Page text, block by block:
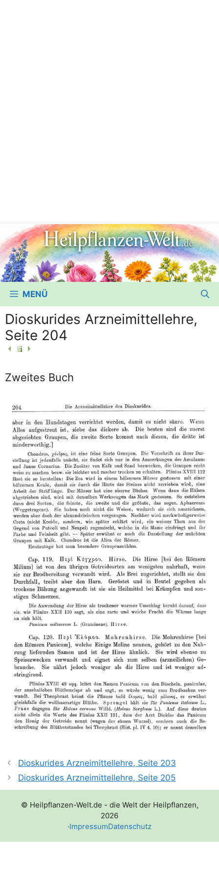
MENÜ
Dioskurides Arzneimittellehre,
Seite 204
Zweites Buch
Dioskurides Arzneimittellehre, Seite 203
Dioskurides Arzneimittellehre, Seite 205
© Heilpflanzen-Welt.de - die Welt der Heilpflanzen,
2026
·ImpressumDatenschutz